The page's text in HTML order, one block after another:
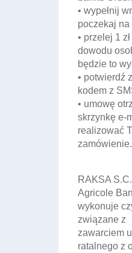
• wypełnij
poczekaj
• przelej 1
dowodu
będzie to
• potwierdź
kodem z
• umowę
skrzynkę e-
realizować
zamówienie.
RAKSA
Agricole
wykonuje
związane z
zawarciem
ratalnego z